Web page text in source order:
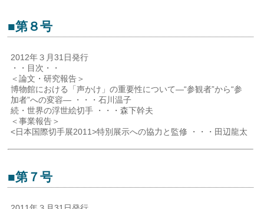
■第８号
2012年３月31日発行
・・目次・・
＜論文・研究報告＞
博物館における「声かけ」の重要性について―“参観者”から“参
加者”への変容― ・・・石川温子
続・世界の浮世絵切手 ・・・森下幹夫
＜事業報告＞
<日本国際切手展2011>特別展示への協力と監修 ・・・田辺龍太
■第７号